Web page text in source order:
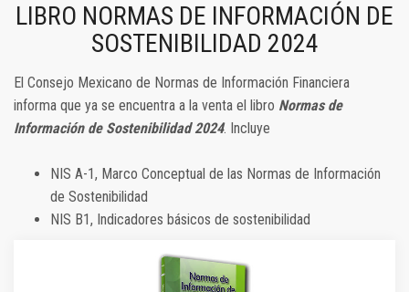
LIBRO NORMAS DE INFORMACIÓN DE
SOSTENIBILIDAD 2024
El Consejo Mexicano de Normas de Información Financiera
informa que ya se encuentra a la venta el libro Normas de
Información de Sostenibilidad 2024. Incluye
NIS A-1, Marco Conceptual de las Normas de Información
de Sostenibilidad
NIS B1, Indicadores básicos de sostenibilidad